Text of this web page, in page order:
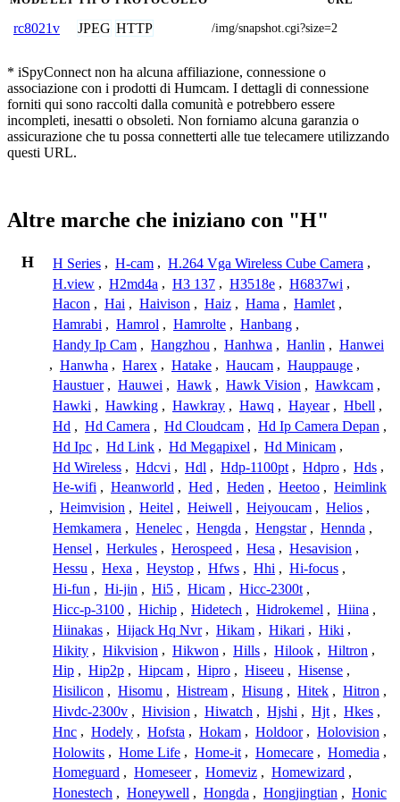
rc8021v JPEG HTTP /img/snapshot.cgi?size=2
* iSpyConnect non ha alcuna affiliazione, connessione o
associazione con i prodotti di Humcam. I dettagli di connessione
forniti qui sono raccolti dalla comunità e potrebbero essere
incompleti, inesatti o obsoleti. Non forniamo alcuna garanzia o
assicurazione che tu possa connetterti alle tue telecamere utilizzando
questi URL.
Altre marche che iniziano con "H"
H H Series , H-cam , H.264 Vga Wireless Cube Camera ,
H.view , H2md4a , H3 137 , H3518e , H6837wi ,
Hacon , Hai , Haivison , Haiz , Hama , Hamlet ,
Hamrabi , Hamrol , Hamrolte , Hanbang ,
Handy Ip Cam , Hangzhou , Hanhwa , Hanlin , Hanwei
, Hanwha , Harex , Hatake , Haucam , Hauppauge ,
Haustuer , Hauwei , Hawk , Hawk Vision , Hawkcam ,
Hawki , Hawking , Hawkray , Hawq , Hayear , Hbell ,
Hd , Hd Camera , Hd Cloudcam , Hd Ip Camera Depan ,
Hd Ipc , Hd Link , Hd Megapixel , Hd Minicam ,
Hd Wireless , Hdcvi , Hdl , Hdp-1100pt , Hdpro , Hds ,
He-wifi , Heanworld , Hed , Heden , Heetoo , Heimlink
, Heimvision , Heitel , Heiwell , Heiyoucam , Helios ,
Hemkamera , Henelec , Hengda , Hengstar , Hennda ,
Hensel , Herkules , Herospeed , Hesa , Hesavision ,
Hessu , Hexa , Heystop , Hfws , Hhi , Hi-focus ,
Hi-fun , Hi-jin , Hi5 , Hicam , Hicc-2300t ,
Hicc-p-3100 , Hichip , Hidetech , Hidrokemel , Hiina ,
Hiinakas , Hijack Hq Nvr , Hikam , Hikari , Hiki ,
Hikity , Hikvision , Hikwon , Hills , Hilook , Hiltron ,
Hip , Hip2p , Hipcam , Hipro , Hiseeu , Hisense ,
Hisilicon , Hisomu , Histream , Hisung , Hitek , Hitron ,
Hivdc-2300v , Hivision , Hiwatch , Hjshi , Hjt , Hkes ,
Hnc , Hodely , Hofsta , Hokam , Holdoor , Holovision ,
Holowits , Home Life , Home-it , Homecare , Homedia ,
Homeguard , Homeseer , Homeviz , Homewizard ,
Honestech , Honeywell , Hongda , Hongjingtian , Honic